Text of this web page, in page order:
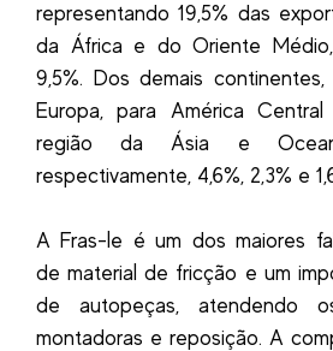
representando 19,5% das
da África e do Oriente
9,5%. Dos demais
Europa, para América
região da Ásia e
respectivamente, 4,6%, 2,3% e
A Fras-le é um dos maiores
de material de fricção e um
de autopeças, atendendo
montadoras e reposição. A